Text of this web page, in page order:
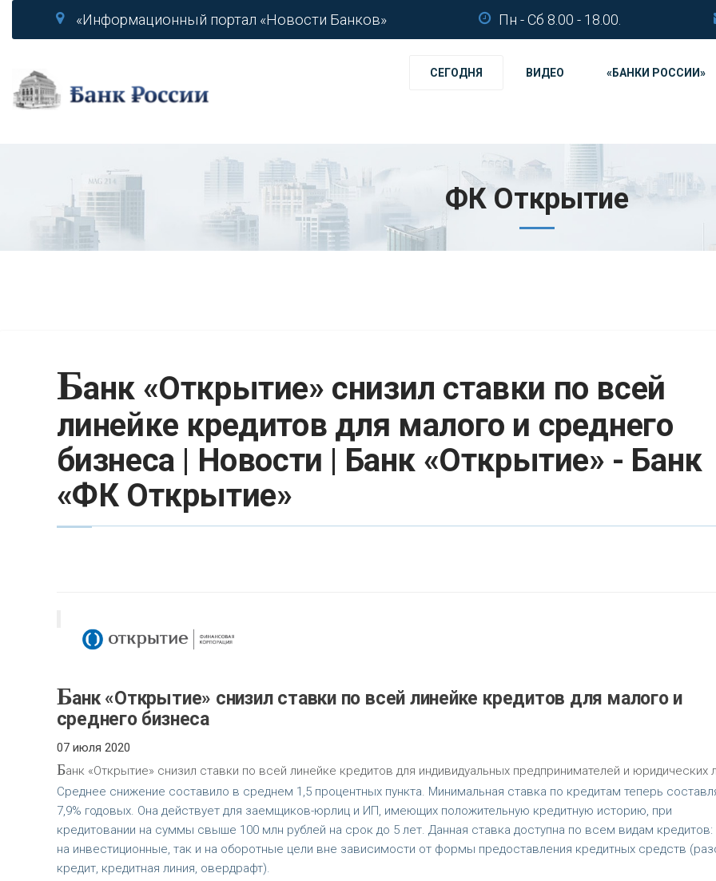
«Информационный портал «Новости Банков» Пн - Сб 8.00 - 18.00.
СЕГОДНЯ ВИДЕО «БАНКИ РОССИИ»
ФК Открытие
Банк «Открытие» снизил ставки по всей
линейке кредитов для малого и среднего
бизнеса | Новости | Банк «Открытие» - Банк
«ФК Открытие»
Банк «Открытие» снизил ставки по всей линейке кредитов для малого и
среднего бизнеса
07 июля 2020
Банк «Открытие» снизил ставки по всей линейке кредитов для индивидуальных предпринимателей и юридических
Среднее снижение составило в среднем 1,5 процентных пункта. Минимальная ставка по кредитам теперь
7,9% годовых. Она действует для заемщиков-юрлиц и ИП, имеющих положительную кредитную историю, при
кредитовании на суммы свыше 100 млн рублей на срок до 5 лет. Данная ставка доступна по всем видам кредитов:
на инвестиционные, так и на оборотные цели вне зависимости от формы предоставления кредитных средств
кредит, кредитная линия, овердрафт).